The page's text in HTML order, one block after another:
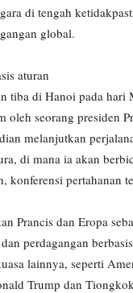
di tengah
global.
aturan
tiba di Hanoi pada hari
oleh seorang presiden
melanjutkan
di mana ia akan
konferensi pertahanan
Prancis dan Eropa
perdagangan
lainnya, seperti
Trump dan